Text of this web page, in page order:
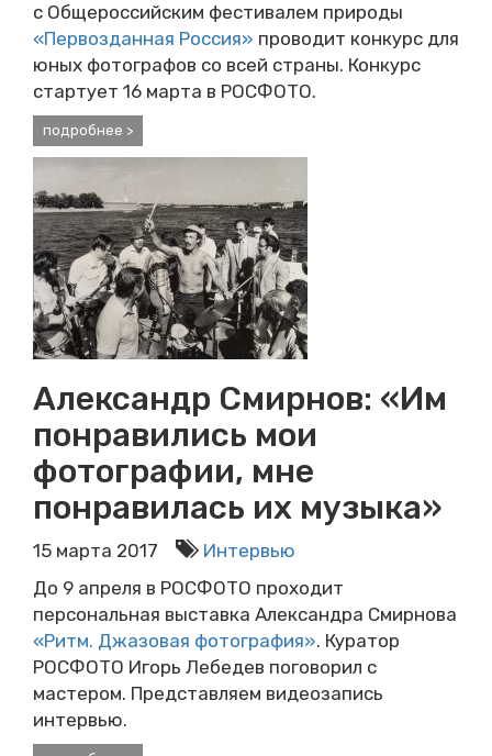
с Общероссийским фестивалем природы
«Первозданная Россия» проводит конкурс для
юных фотографов со всей страны. Конкурс
стартует 16 марта в РОСФОТО.
подробнее >
Александр Смирнов: «Им
понравились мои
фотографии, мне
понравилась их музыка»
15 марта 2017
Интервью
До 9 апреля в РОСФОТО проходит
персональная выставка Александра Смирнова
«Ритм. Джазовая фотография». Куратор
РОСФОТО Игорь Лебедев поговорил с
мастером. Представляем видеозапись
интервью.